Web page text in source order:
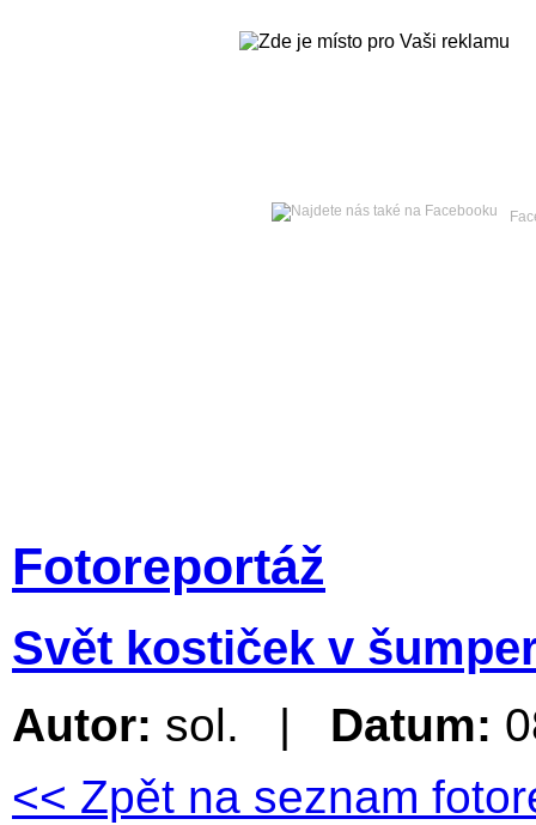
Fotoreportáž
Svět kostiček v
Autor: sol. | Datum:
<< Zpět na seznam